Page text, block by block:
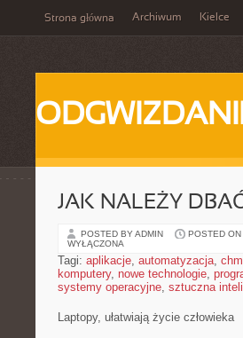
Strona główna Archiwum Kielce
JAK NALEŻY
POSTED BY ADMIN POSTED
WYŁĄCZONA
Tagi: aplikacje, automatyzacja,
komputery, nowe technologie,
systemy operacyjne, sztuczna
Laptopy, ułatwiają życie człowieka